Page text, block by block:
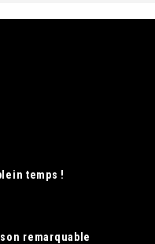
temps !
remarquable